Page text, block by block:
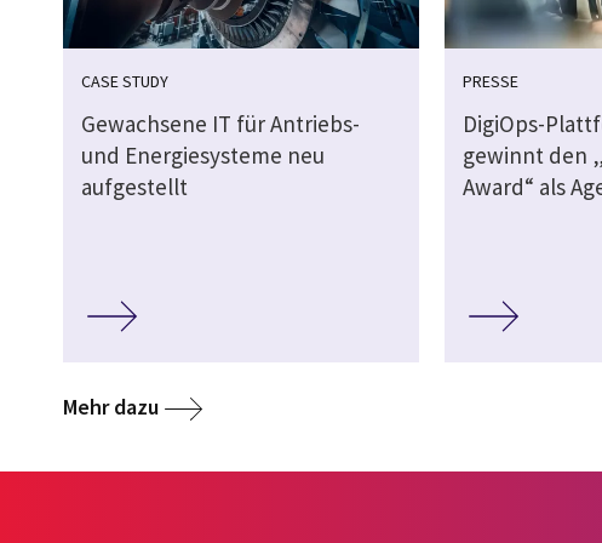
CASE STUDY
Gewachsene IT für Antriebs-
und Energiesysteme neu
aufgestellt
PRESSE
DigiOps-
gewinnt den
Award“ als
Mehr dazu